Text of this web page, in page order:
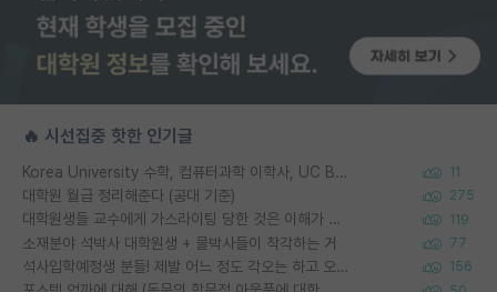
🔥 시선집중 핫한 인기글
Korea University 수학, 컴퓨터과학 이학사, UC Berkeley 산업공학 대학원 공학박사가 되는 것은 쉽지 않겠죠? 11
대학원 월급 정리해준다 (공대 기준) 275
대학원생들 교수에게 가스라이팅 당한 것은 이해가 갑니다. 안타깝네요. 119
소재분야 석박사 대학원생 + 물박사들이 착각하는 거 77
석사입학예정생 분들! 제발 어느 정도 각오는 하고 오세요. 156